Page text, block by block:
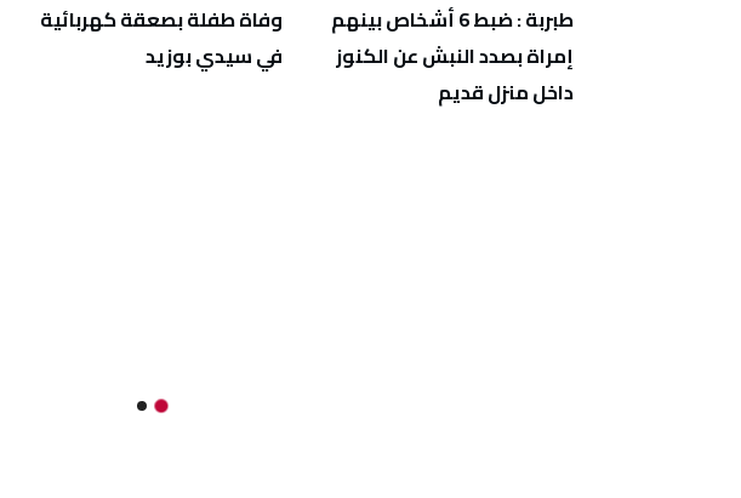
طبربة : ضبط 6 أشخاص بينهم
إمراة بصدد النبش عن الكنوز
داخل منزل قديم
وفاة طفلة بصعقة كهربائية
في سيدي بوزيد